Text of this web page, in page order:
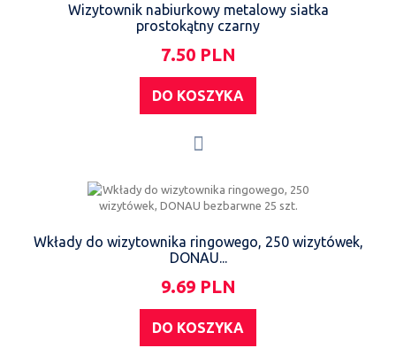
Wizytownik nabiurkowy metalowy siatka
prostokątny czarny
7.50 PLN
DO KOSZYKA
Wkłady do wizytownika ringowego, 250 wizytówek,
DONAU...
9.69 PLN
DO KOSZYKA